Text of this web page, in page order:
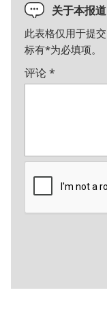
关于本报
此表格仅用于提交
标有*为必填项。
评论*